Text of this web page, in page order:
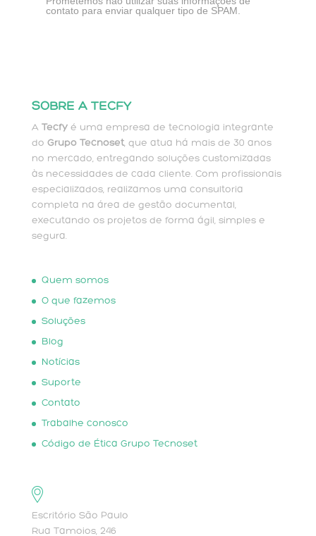
contato para enviar qualquer tipo de SPAM.
SOBRE A TECFY
A Tecfyé uma empresa de tecnologia integrante
do Grupo Tecnoset, que atua há mais de 30 anos
no mercado, entregando soluções customizadas
às necessidades de cada cliente. Com profissionais
especializados, realizamos uma consultoria
completa na área de gestão documental,
executando os projetos de forma ágil, simples e
segura.
Quem somos
O que fazemos
Soluções
Blog
Notícias
Suporte
Contato
Trabalhe conosco
Código de Ética Grupo Tecnoset
Escritório São Paulo
Rua Tamoios, 246